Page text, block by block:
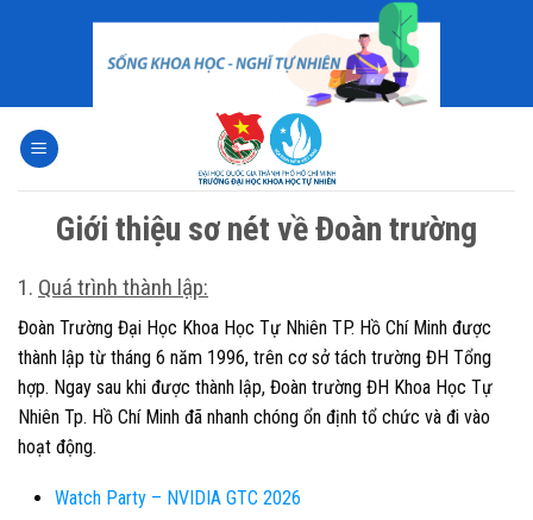
Giới thiệu sơ nét về Đoàn trường
1. Quá trình thành lập:
Đoàn Trường Đại Học Khoa Học Tự Nhiên TP. Hồ Chí Minh được
thành lập từ tháng 6 năm 1996, trên cơ sở tách trường ĐH Tổng
hợp. Ngay sau khi được thành lập, Đoàn trường ĐH Khoa Học Tự
Nhiên Tp. Hồ Chí Minh đã nhanh chóng ổn định tổ chức và đi vào
hoạt động.
Watch Party – NVIDIA GTC 2026